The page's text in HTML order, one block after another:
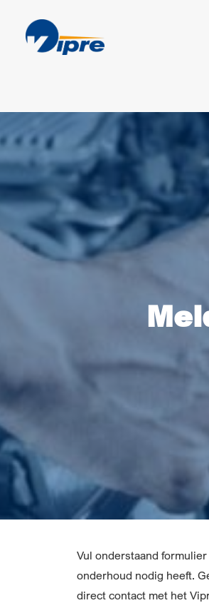
Vul onderstaand
onderhoud nodig heeft.
direct contact met het